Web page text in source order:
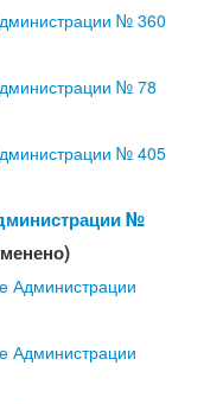
№ 360
№ 78
№ 405
№
Администрации
Администрации